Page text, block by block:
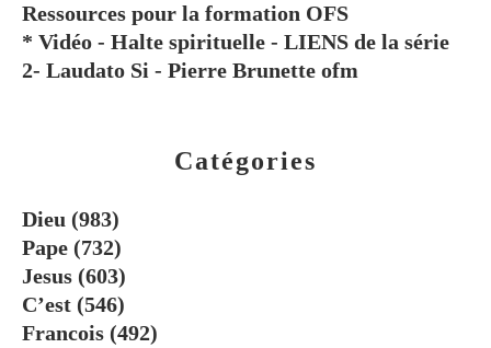
Catégories
Dieu (983)
Pape (732)
Jesus (603)
C’est (546)
Francois (492)
Ressources pour la formation OFS
* Vidéo - Halte spirituelle - LIENS de la série
2- Laudato Si - Pierre Brunette ofm